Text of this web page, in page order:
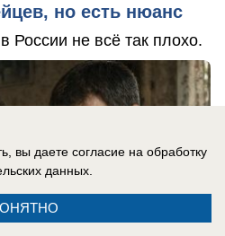
но есть нюанс
России не всё так плохо.
вы даете согласие на обработку
данных.